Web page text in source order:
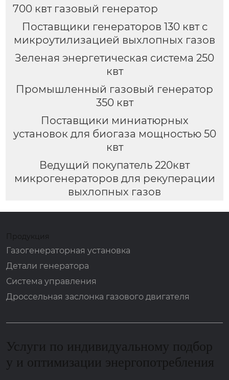
700 квт газовый генератор
Поставщики генераторов 130 квт с
микроутилизацией выхлопных газов
Зеленая энергетическая система 250
квт
Промышленный газовый генератор
350 квт
Поставщики миниатюрных
установок для биогаза мощностью 50
квт
Ведущий покупатель 220квт
микрогенераторов для рекуперации
выхлопных газов
Продукция
Газогенераторная установка
Детали генератора
Система управления
Дроссельная заслонка газового двигателя
Услуги по индивидуальному подбор
у и оптимизации энергопотребления